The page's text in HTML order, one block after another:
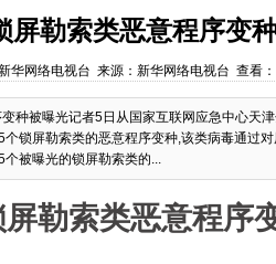
屏勒索类恶意程序变
华网络电视台 来源：新华网络电视台 查看
种被曝光记者5日从国家互联网应急中心天
锁屏勒索类的恶意程序变种,该类病毒通过
被曝光的锁屏勒索类的...
勒索类恶意程序